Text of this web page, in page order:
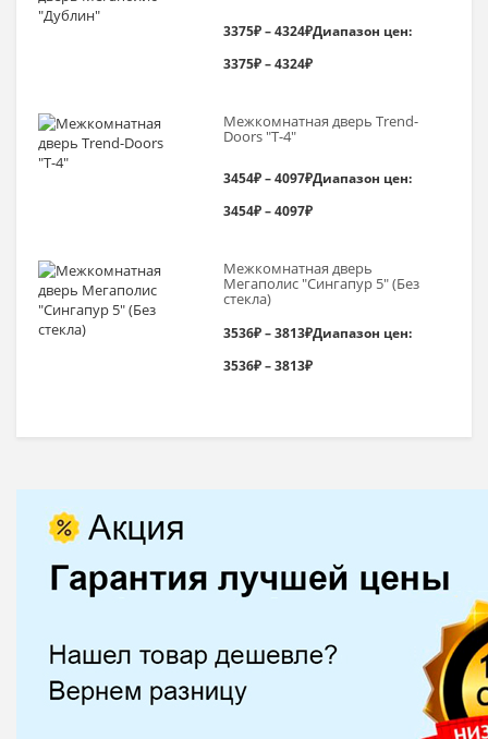
3375₽–4324₽Диапазон цен:
3375₽ – 4324₽
Межкомнатная дверь Trend-
Doоrs "Т-4"
3454₽–4097₽Диапазон цен:
3454₽ – 4097₽
Межкомнатная дверь
Мегаполис "Сингапур 5" (Без
стекла)
3536₽–3813₽Диапазон цен:
3536₽ – 3813₽